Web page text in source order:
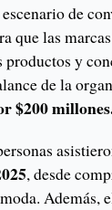
de
que las
y
de la
$200
, desde